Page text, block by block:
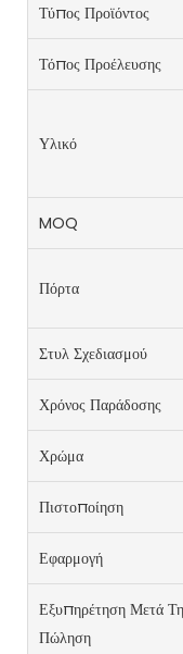
Τύπος Προϊόντος
Τόπος Προέλευσης
Υλικό
MOQ
Πόρτα
Στυλ Σχεδιασμού
Χρόνος Παράδοσης
Χρώμα
Πιστοποίηση
Εφαρμογή
Εξυπηρέτηση Μετά
Πώληση